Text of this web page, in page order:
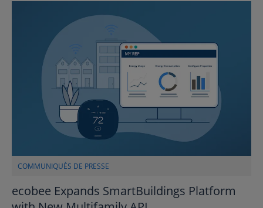
COMMUNIQUÉS DE PRESSE
ecobee Expands SmartBuildings Platform